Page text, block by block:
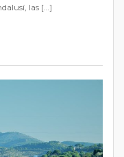
las […]